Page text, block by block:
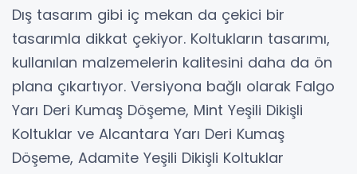
Dış tasarım gibi iç mekan da çekici bir
tasarımla dikkat çekiyor. Koltukların tasarımı,
kullanılan malzemelerin kalitesini daha da ön
plana çıkartıyor. Versiyona bağlı olarak Falgo
Yarı Deri Kumaş Döşeme, Mint Yeşili Dikişli
Koltuklar ve Alcantara Yarı Deri Kumaş
Döşeme, Adamite Yeşili Dikişli Koltuklar